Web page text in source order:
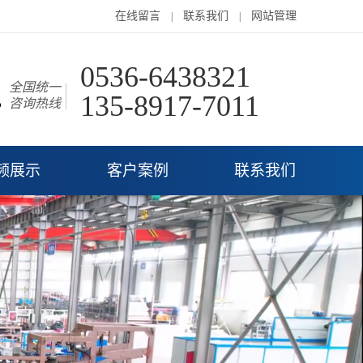
在线留言 联系我们 网站管理
全国统一
咨询热线
0536-6438321
135-8917-7011
展示 客户案例 联系我们